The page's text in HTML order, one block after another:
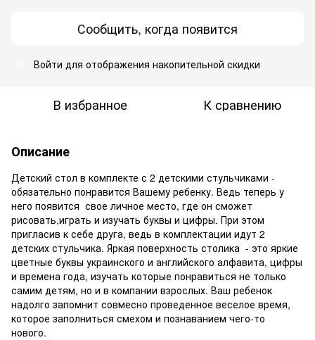
Сообщить, когда появится
Войти для отображения накопительной скидки
В избранное К сравнению
Описание
Детский стол в комплекте с 2 детскими стульчиками -
обязательно понравится Вашему ребенку. Ведь теперь у
него появится свое личное место, где он сможет
рисовать,играть и изучать буквы и цифры. При этом
пригласив к себе друга, ведь в комплектации идут 2
детских стульчика. Яркая поверхность столика - это яркие
цветные буквы украинского и английского алфавита, цифры
и времена года, изучать которые понравиться не только
самим детям, но и в компании взрослых. Ваш ребенок
надолго запомнит совмесно проведенное веселое время,
которое заполниться смехом и познаванием чего-то
нового.